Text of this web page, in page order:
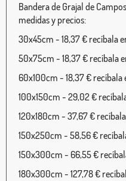
Bandera de Grajal de
medidas y precios:
30x45cm - 18,37 € recíbala
50x75cm - 18,37 € recíbala
60x100cm - 18,37 € recíbala
100x150cm - 29,02 €
120x180cm - 37,67 €
150x250cm - 58,56 €
150x300cm - 66,55 €
180x300cm - 127,78 €